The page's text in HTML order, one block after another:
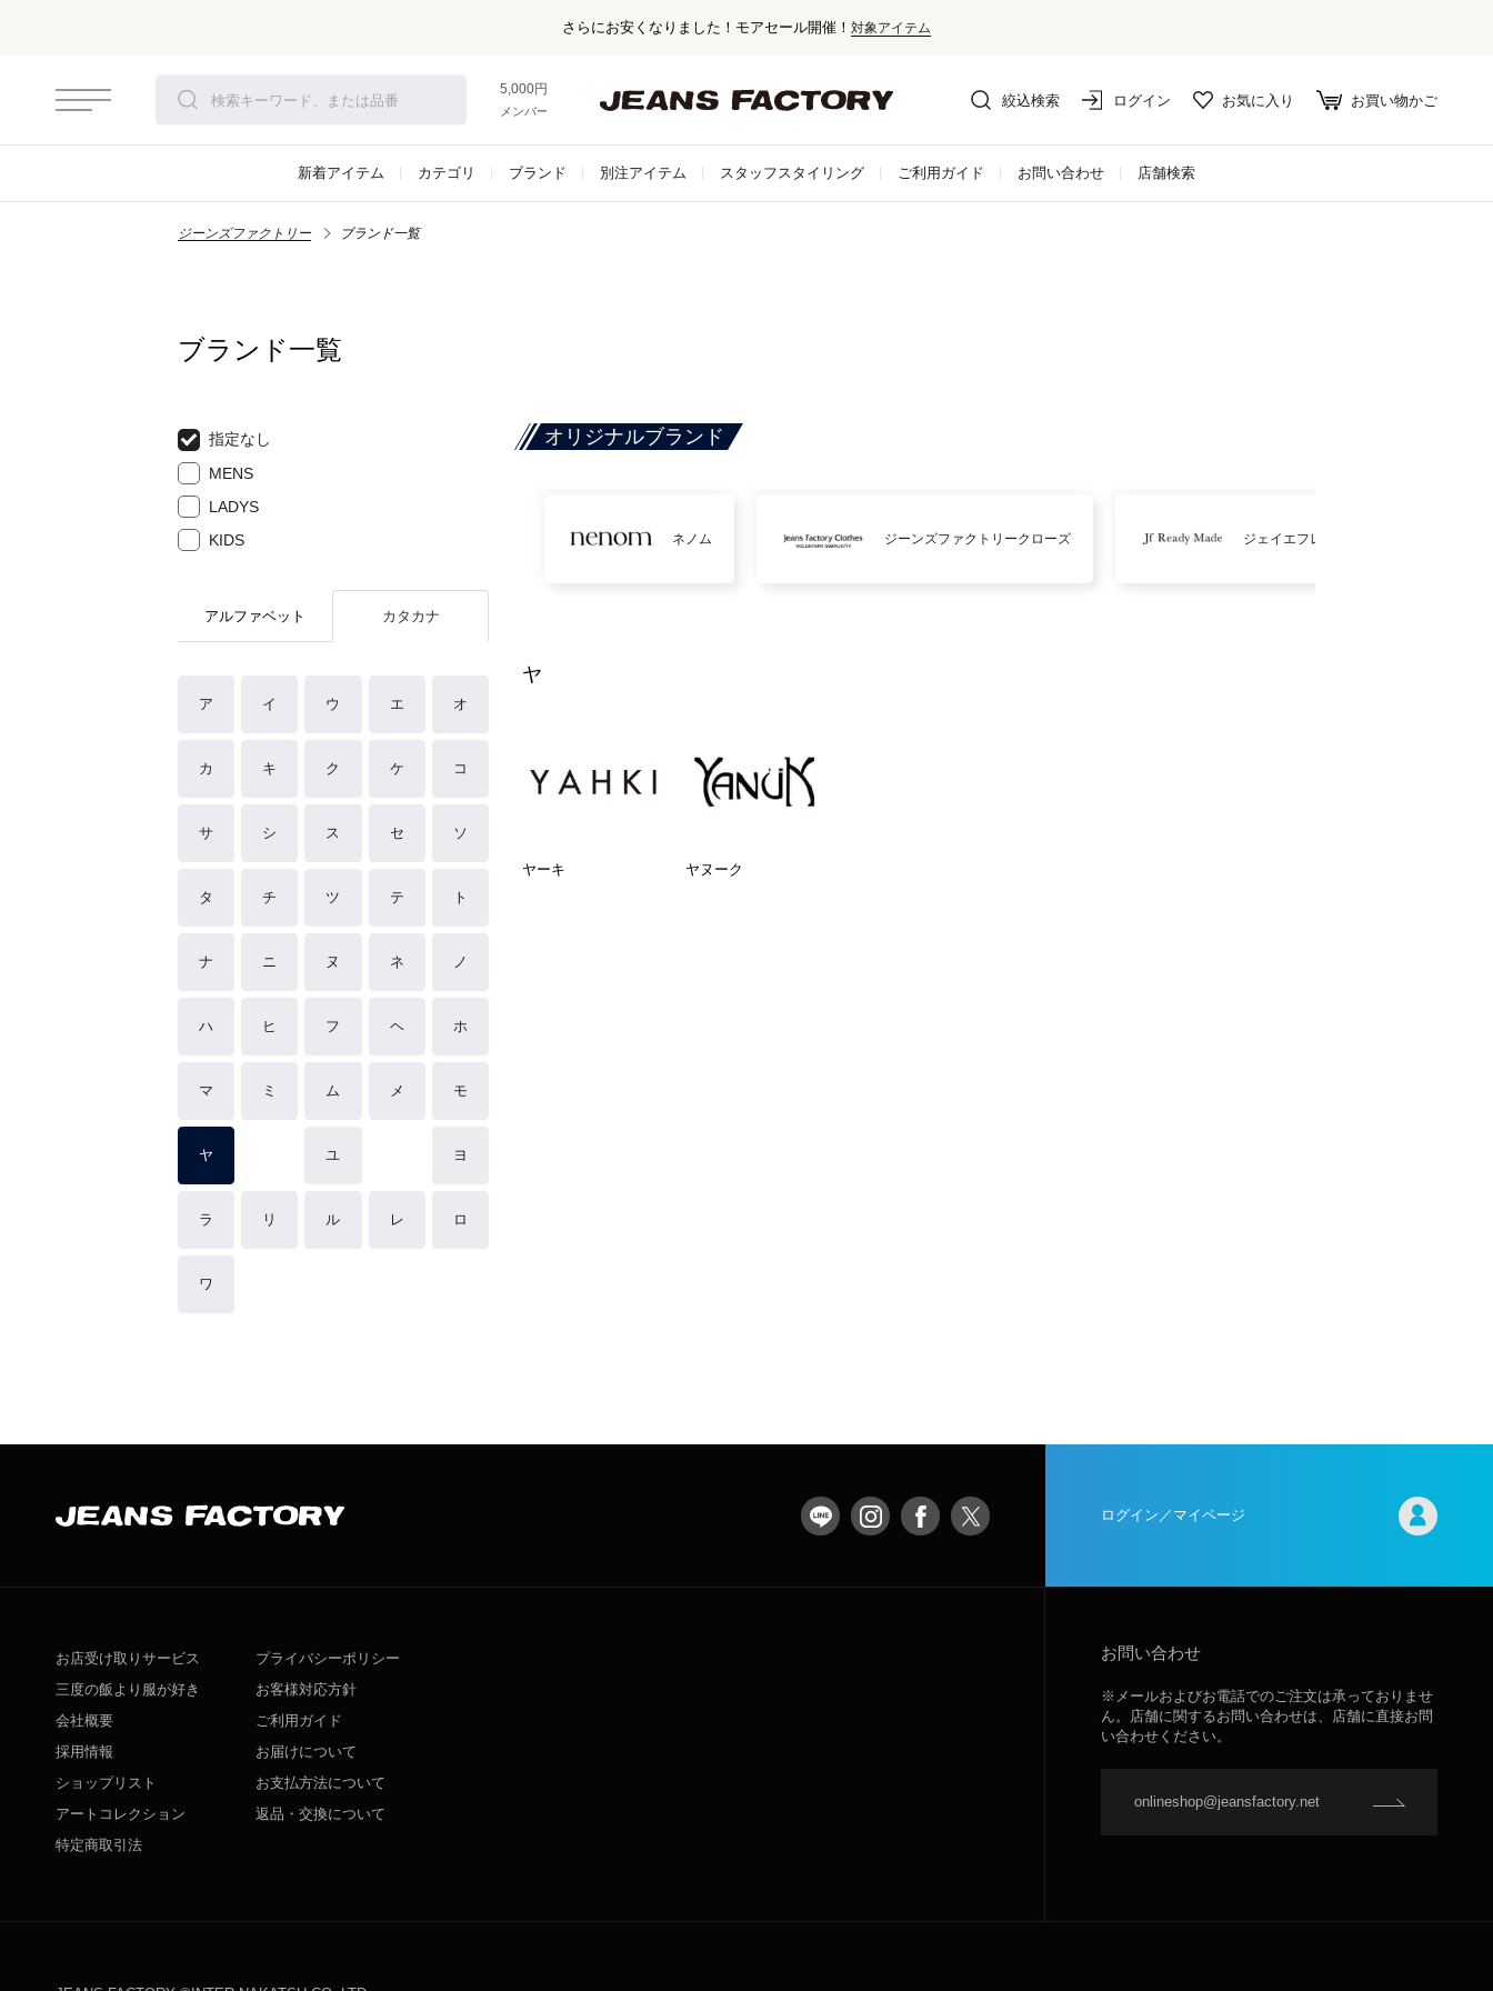
さらにお安くなりました！モアセール開催！ 対象アイテム
5,000円以上お買い上げで送料無料！
メンバー登録でお得な情報をゲット。さらに詳しく
絞込検索 ログイン お気に入り お買い物かご
新着アイテム カテゴリ ブランド 別注アイテム スタッフスタイリング ご利用ガイド お問い合わせ 店舗検索
ジーンズファクトリー ブランド一覧
ブランド一覧
指定なし
MENS
LADYS
KIDS
アルファベット カタカナ
ア イ ウ エ オ
カ キ ク ケ コ
サ シ ス セ ソ
タ チ ツ テ ト
ナ ニ ヌ ネ ノ
ハ ヒ フ ヘ ホ
マ ミ ム メ モ
ヤ ユ ヨ
ラ リ ル レ ロ
ワ
オリジナルブランド
ネノム ジーンズファクトリークローズ ジェイエフレディメイド
ヤ
ヤーキ ヤヌーク
ログイン／マイページ
お店受け取りサービス
三度の飯より服が好き
会社概要
採用情報
ショップリスト
アートコレクション
特定商取引法
プライバシーポリシー
お客様対応方針
ご利用ガイド
お届けについて
お支払方法について
返品・交換について
お問い合わせ
※メールおよびお電話でのご注文は承っておりませ
ん。店舗に関するお問い合わせは、店舗に直接お問
い合わせください。
onlineshop@jeansfactory.net